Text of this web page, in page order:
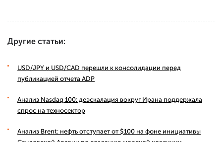
Другие статьи:
USD/JPY и USD/CAD перешли к консолидации перед
публикацией отчета ADP
Анализ Nasdaq 100: деэскалация вокруг Ирана поддержала
спрос на техносектор
Анализ Brent: нефть отступает от $100 на фоне инициативы